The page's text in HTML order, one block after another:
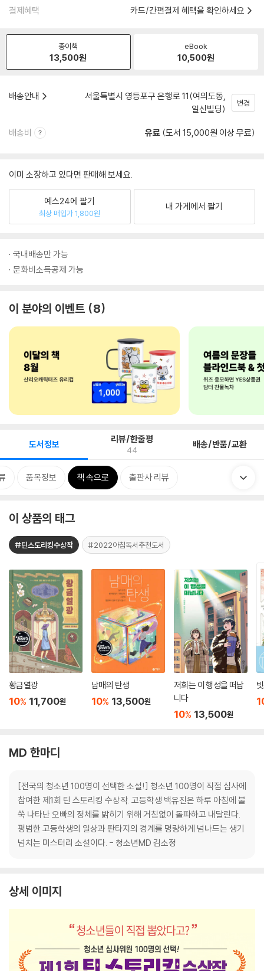
결제혜택 카드/간편결제 혜택을 확인하세요
종이책
13,500원
eBook
10,500원
배송안내
서울특별시 영등포구 은행로 11(여의도동,
일신빌딩)
변경
배송비 유료 (도서 15,000원 이상 무료)
이미 소장하고 있다면 판매해 보세요.
예스24에 팔기
최상 매입가 1,800원
내 가게에서 팔기
국내배송만 가능
문화비소득공제 가능
이 분야의 이벤트 8
도서정보 리뷰/한줄평
44 배송/반품/교환
품목정보 책 속으로 출판사 리뷰
이 상품의 태그
#틴스토리킹수상작 #2022아침독서추천도서
황금열광
10% 11,700원
남매의 탄생
10% 13,500원
저희는 이 행성을 떠납
니다
10% 13,500원
MD 한마디
[전국의 청소년 100명이 선택한 소설!] 청소년 100명이 직접 심사에
참여한 제1회 틴 스토리킹 수상작. 고등학생 백유진은 하루 아침에 불
쑥 나타난 오빠의 정체를 밝히기 위해 거침없이 돌파하고 내달린다.
평범한 고등학생의 일상과 판타지의 경계를 명랑하게 넘나드는 생기
넘치는 미스터리 소설이다. - 청소년MD 김소정
상세 이미지